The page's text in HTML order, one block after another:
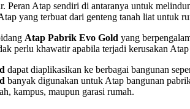
Peran Atap sendiri di antaranya untuk
yang terbuat dari genteng tanah liat untuk
Atap Pabrik Evo Gold yang
perlu khawatir apabila terjadi kerusakan
dapat diaplikasikan ke berbagai bangunan
banyak digunakan untuk Atap bangunan
kampus, maupun garasi rumah.